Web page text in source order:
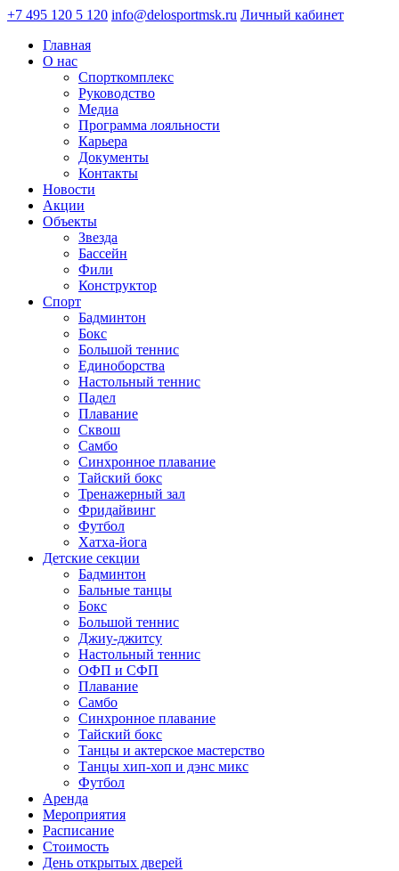
+7 495 120 5 120 info@delosportmsk.ru Личный кабинет
Главная
О нас
Спорткомплекс
Руководство
Медиа
Программа лояльности
Карьера
Документы
Контакты
Новости
Акции
Объекты
Звезда
Бассейн
Фили
Конструктор
Спорт
Бадминтон
Бокс
Большой теннис
Единоборства
Настольный теннис
Падел
Плавание
Сквош
Самбо
Синхронное плавание
Тайский бокс
Тренажерный зал
Фридайвинг
Футбол
Хатха-йога
Детские секции
Бадминтон
Бальные танцы
Бокс
Большой теннис
Джиу-джитсу
Настольный теннис
ОФП и СФП
Плавание
Самбо
Синхронное плавание
Тайский бокс
Танцы и актерское мастерство
Танцы хип-хоп и дэнс микс
Футбол
Аренда
Мероприятия
Расписание
Стоимость
День открытых дверей